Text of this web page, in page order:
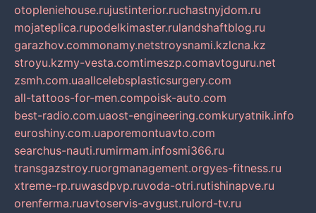
otopleniehouse.rujustinterior.ruchastnyjdom.ru
mojateplica.rupodelkimaster.rulandshaftblog.ru
garazhov.commonamy.netstroysnami.kzlcna.kz
stroyu.kzmy-vesta.comtimeszp.comavtoguru.net
zsmh.com.uaallcelebsplasticsurgery.com
all-tattoos-for-men.compoisk-auto.com
best-radio.com.uaost-engineering.comkuryatnik.info
euroshiny.com.uaporemontuavto.com
searchus-nauti.rumirmam.infosmi366.ru
transgazstroy.ruorgmanagement.orgyes-fitness.ru
xtreme-rp.ruwasdpvp.ruvoda-otri.rutishinapve.ru
orenferma.ruavtoservis-avgust.rulord-tv.ru